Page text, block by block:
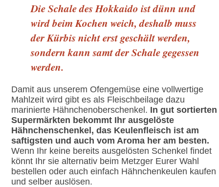
Die Schale des Hokkaido ist dünn und
wird beim Kochen weich, deshalb muss
der Kürbis nicht erst geschält werden,
sondern kann samt der Schale gegessen
werden.
Damit aus unserem Ofengemüse eine vollwertige
Mahlzeit wird gibt es als Fleischbeilage dazu
marinierte Hähnchenoberschenkel. In gut sortierten
Supermärkten bekommt Ihr ausgelöste
Hähnchenschenkel, das Keulenfleisch ist am
saftigsten und auch vom Aroma her am besten.
Wenn Ihr keine bereits ausgelösten Schenkel findet
könnt Ihr sie alternativ beim Metzger Eurer Wahl
bestellen oder auch einfach Hähnchenkeulen kaufen
und selber auslösen.